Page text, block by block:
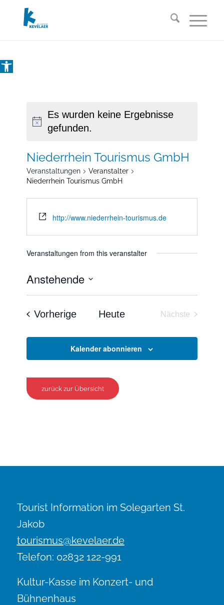
Open toolbar
Es wurden keine Ergebnisse
gefunden.
Niederrhein Tourismus GmbH
Veranstaltungen
Veranstalter
Niederrhein Tourismus GmbH
http://www.niederrhein-tourismus.de
Veranstaltungen from this veranstalter
Anstehende
Datum
wählen.
VorherigeVeranstaltungen
Heute
Nächste
Kalender abonnieren
zurück zur Übersicht
Tourist Information im Solegarten St.
Jakob
tourismus@kevelaer.de
Telefon: 02832 122-991
Kultur-Kasse im Konzert- und
Bühnenhaus